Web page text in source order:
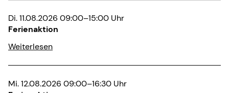
Di. 11.08.2026 09:00–15:00 Uhr
Ferienaktion
Weiterlesen
Mi. 12.08.2026 09:00–16:30 Uhr